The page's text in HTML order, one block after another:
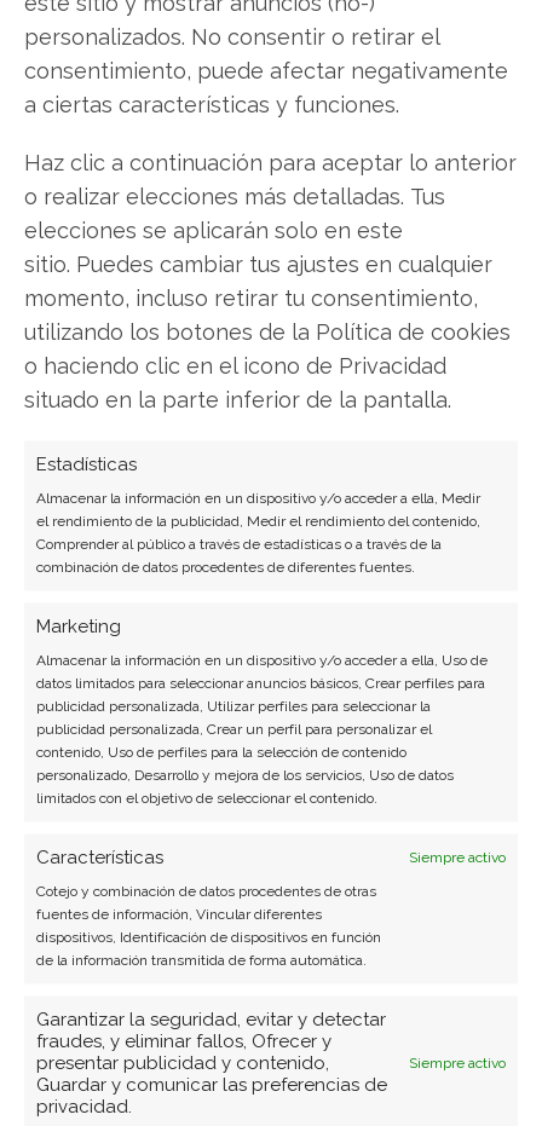
personalizados. No consentir o retirar el
consentimiento, puede afectar negativamente
a ciertas características y funciones.
Haz clic a continuación para aceptar lo anterior
o realizar elecciones más detalladas. Tus
elecciones se aplicarán solo en este
sitio. Puedes cambiar tus ajustes en cualquier
momento, incluso retirar tu consentimiento,
utilizando los botones de la Política de cookies
o haciendo clic en el icono de Privacidad
situado en la parte inferior de la pantalla.
Estadísticas
Almacenar la información en un dispositivo y/o acceder a ella, Medir
el rendimiento de la publicidad, Medir el rendimiento del contenido,
Comprender al público a través de estadísticas o a través de la
combinación de datos procedentes de diferentes fuentes.
Marketing
Almacenar la información en un dispositivo y/o acceder a ella, Uso de
datos limitados para seleccionar anuncios básicos, Crear perfiles para
publicidad personalizada, Utilizar perfiles para seleccionar la
publicidad personalizada, Crear un perfil para personalizar el
contenido, Uso de perfiles para la selección de contenido
personalizado, Desarrollo y mejora de los servicios, Uso de datos
limitados con el objetivo de seleccionar el contenido.
Características
Siempre activo
Cotejo y combinación de datos procedentes de otras
fuentes de información, Vincular diferentes
dispositivos, Identificación de dispositivos en función
de la información transmitida de forma automática.
Garantizar la seguridad, evitar y detectar
fraudes, y eliminar fallos, Ofrecer y
presentar publicidad y contenido,
Guardar y comunicar las preferencias de
privacidad.
Siempre activo
El panorama competitivo en el sector de los
fármacos contra la obesidad ha dado un giro
significativo que beneficia claramente a Eli Lilly. De
Nordisk, ha proporcionado datos que refuerzan la
posición dominante del tratamiento de la
farmacéutica estadounidense. Un estudio
comparativo clave inclina…
Realty Income: Optimismo
resultados
La atención del mercado inmobiliario se centra en
Realty Income, que se prepara para revelar sus
cifras trimestrales este martes. El sentimiento
previo es notablemente positivo, reflejado en una
cotización que ronda sus máximos anuales y ha
en las últimas semanas. La pregunta…